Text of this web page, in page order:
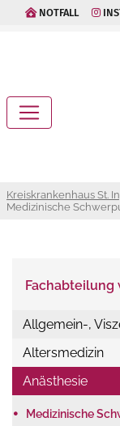
NOTFALL
Kreiskrankenhaus St.
Medizinische
Fachabteilung
Allgemein-,
Altersmedizin
Anästhesie
•
Medizinische